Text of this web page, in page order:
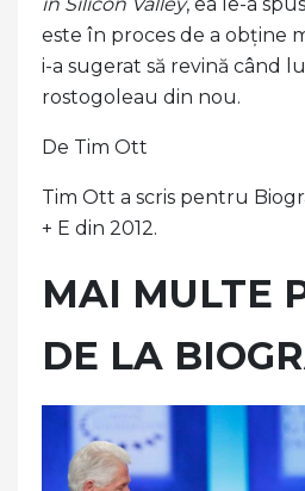
este în proces de a obține
i-a sugerat să revină când
rostogoleau din nou.
De Tim Ott
Tim Ott a scris pentru
+ E din 2012.
MAI MULTE
DE LA